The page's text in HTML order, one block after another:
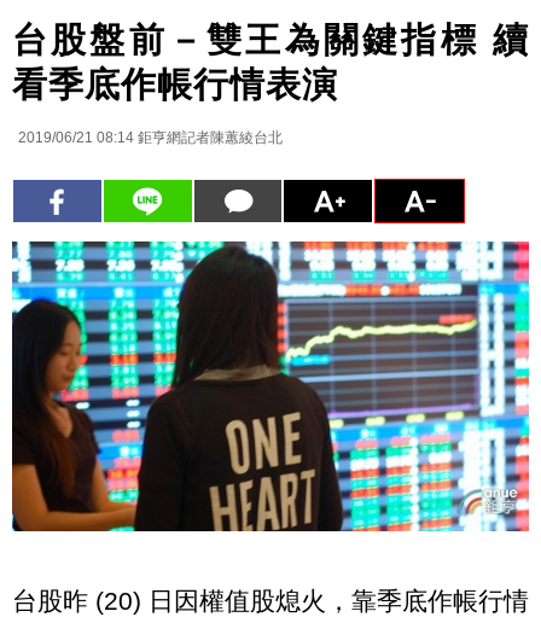
台股盤前－雙王為關鍵指標 續
看季底作帳行情表演
2019/06/21 08:14 鉅亨網記者陳蕙綾台北
台股昨 (20) 日因權值股熄火，靠季底作帳行情